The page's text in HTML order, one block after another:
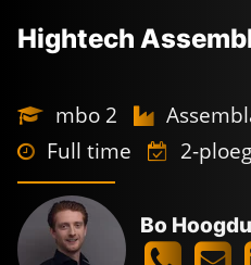
Hightech
mbo 2
Full time
2-
Bo